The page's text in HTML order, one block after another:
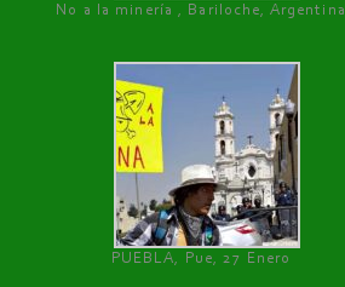
No a la minería , Bariloche, Argentina
PUEBLA, Pue, 27 Enero